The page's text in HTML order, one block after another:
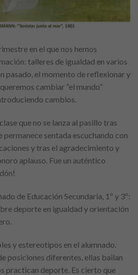
en el que nos hemos
talleres de igualdad en varios
pasado, el momento de reflexionar y
cambiar “el mundo”
cambios.
que no se lanza al pasillo tras
permanece sentada escuchando con
y tras el agradecimiento y
aplauso. Fue un auténtico
de Educación Secundaria, 1º y 3º:
deporte en igualdad y orientación
y estereotipos en el alumnado.
posiciones diferentes, ellas bailan
practican deporte. Es cierto que